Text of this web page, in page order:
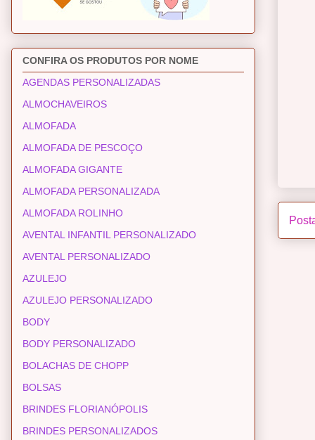
CONFIRA OS PRODUTOS POR NOME
AGENDAS PERSONALIZADAS
ALMOCHAVEIROS
ALMOFADA
ALMOFADA DE PESCOÇO
ALMOFADA GIGANTE
ALMOFADA PERSONALIZADA
ALMOFADA ROLINHO
AVENTAL INFANTIL PERSONALIZADO
AVENTAL PERSONALIZADO
AZULEJO
AZULEJO PERSONALIZADO
BODY
BODY PERSONALIZADO
BOLACHAS DE CHOPP
BOLSAS
BRINDES FLORIANÓPOLIS
BRINDES PERSONALIZADOS